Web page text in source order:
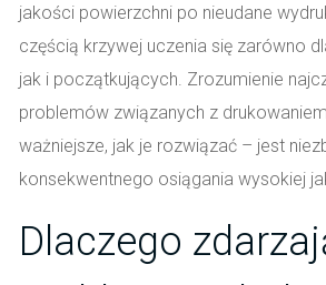
jakości powierzchni po nieudane
częścią krzywej uczenia się zarówno
jak i początkujących. Zrozumienie
problemów związanych z
ważniejsze, jak je rozwiązać – jest
konsekwentnego osiągania wysokiej
Dlaczego